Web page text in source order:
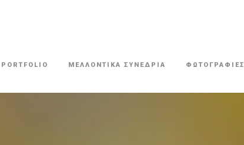
PORTFOLIO ΜΕΛΛΟΝΤΙΚΑ ΣΥΝΕΔΡΙΑ ΦΩΤΟΓΡΑΦΙΕΣ